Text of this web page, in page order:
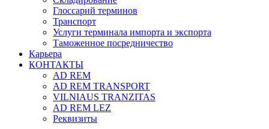
Глоссарий терминов
Транспорт
Услуги терминала импорта и экспорта
Таможенное посредничество
Карьера
КОНТАКТЫ
AD REM
AD REM TRANSPORT
VILNIAUS TRANZITAS
AD REM LEZ
Реквизиты